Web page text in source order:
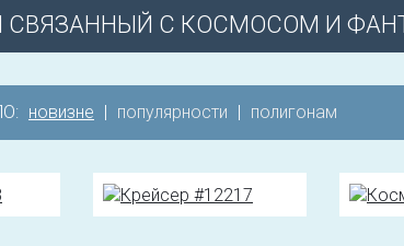
СВЯЗАННЫЙ С КОСМОСОМ И
новизне | популярности | полигонам